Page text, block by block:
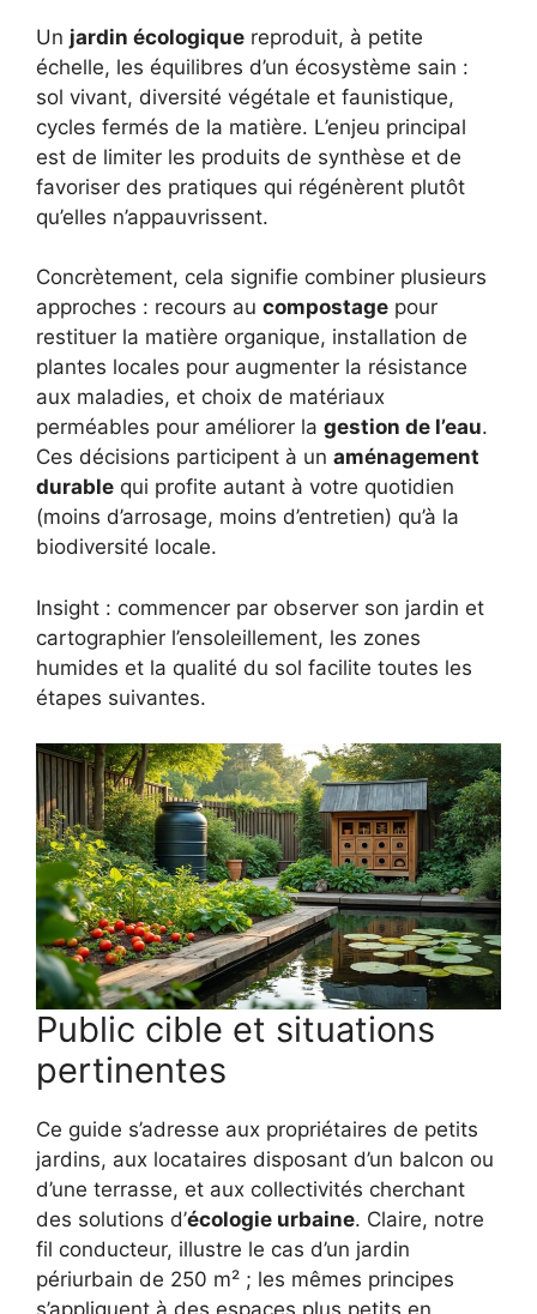
Un jardin écologique reproduit, à petite
échelle, les équilibres d’un écosystème sain :
sol vivant, diversité végétale et faunistique,
cycles fermés de la matière. L’enjeu principal
est de limiter les produits de synthèse et de
favoriser des pratiques qui régénèrent plutôt
qu’elles n’appauvrissent.
Concrètement, cela signifie combiner plusieurs
approches : recours au compostage pour
restituer la matière organique, installation de
plantes locales pour augmenter la résistance
aux maladies, et choix de matériaux
perméables pour améliorer la gestion de l’eau.
Ces décisions participent à un aménagement
durable qui profite autant à votre quotidien
(moins d’arrosage, moins d’entretien) qu’à la
biodiversité locale.
Insight : commencer par observer son jardin et
cartographier l’ensoleillement, les zones
humides et la qualité du sol facilite toutes les
étapes suivantes.
Public cible et situations
pertinentes
Ce guide s’adresse aux propriétaires de petits
jardins, aux locataires disposant d’un balcon ou
d’une terrasse, et aux collectivités cherchant
des solutions d’écologie urbaine. Claire, notre
fil conducteur, illustre le cas d’un jardin
périurbain de 250 m² ; les mêmes principes